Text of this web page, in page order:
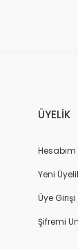
ÜYELİK
Hesabım
Yeni
Üye Girişi
Şifremi